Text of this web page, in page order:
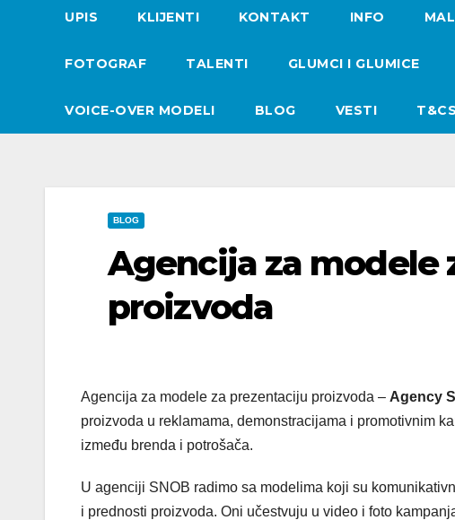
UPIS KLIJENTI KONTAKT INFO
FOTOGRAF TALENTI GLUMCI I GLUMICE
VOICE-OVER MODELI BLOG VESTI T&CS
BLOG
Agencija za modele
proizvoda
Agencija za modele za prezentaciju proizvoda – Agency
proizvoda u reklamama, demonstracijama i promotivnim
između brenda i potrošača.
U agenciji SNOB radimo sa modelima koji su
i prednosti proizvoda. Oni učestvuju u video i foto